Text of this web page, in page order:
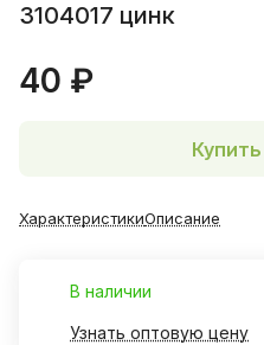
3104017 цинк
40 ₽
Купить
ХарактеристикиОписание
В наличии
Узнать оптовую цену